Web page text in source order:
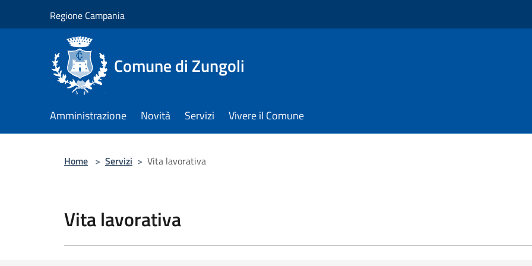
Regione Campania
Comune di Zungoli
Amministrazione Novità Servizi Vivere il Comune
Home > Servizi > Vita lavorativa
Vita lavorativa